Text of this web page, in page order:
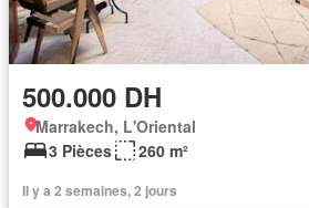
500.000 DH
Marrakech, L'Oriental
3 Pièces
260 m²
Il y a 2 semaines, 2 jours